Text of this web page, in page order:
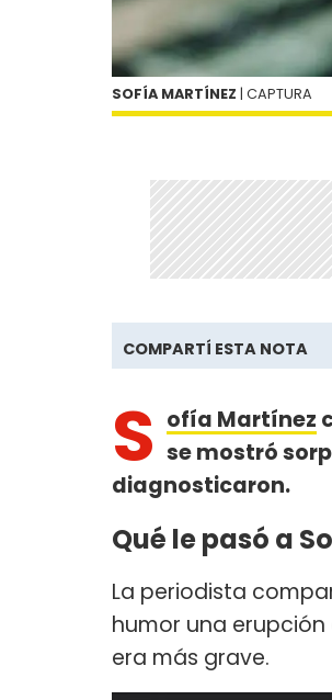
SOFÍA MARTÍNEZ | CAPTURA
COMPARTÍ ESTA NOTA
S ofía Martínez
se mostró
diagnosticaron.
Qué le pasó a
La periodista
humor una
era más grave.